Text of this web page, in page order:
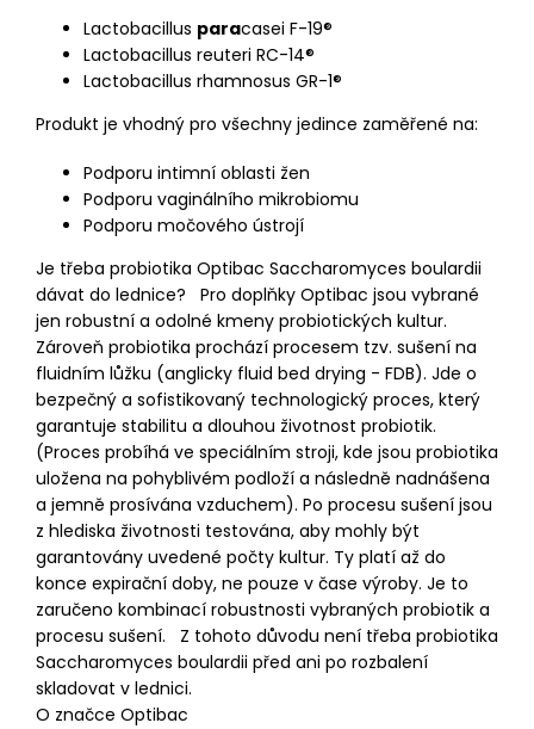
Lactobacillus paracasei F-19®
Lactobacillus reuteri RC-14®
Lactobacillus rhamnosus GR-1®
Produkt je vhodný pro všechny jedince zaměřené na:
Podporu intimní oblasti žen
Podporu vaginálního mikrobiomu
Podporu močového ústrojí
Je třeba probiotika Optibac Saccharomyces boulardii
dávat do lednice? Pro doplňky Optibac jsou vybrané
jen robustní a odolné kmeny probiotických kultur.
Zároveň probiotika prochází procesem tzv. sušení na
fluidním lůžku (anglicky fluid bed drying - FDB). Jde o
bezpečný a sofistikovaný technologický proces, který
garantuje stabilitu a dlouhou životnost probiotik.
(Proces probíhá ve speciálním stroji, kde jsou probiotika
uložena na pohyblivém podloží a následně nadnášena
a jemně prosívána vzduchem). Po procesu sušení jsou
z hlediska životnosti testována, aby mohly být
garantovány uvedené počty kultur. Ty platí až do
konce expirační doby, ne pouze v čase výroby. Je to
zaručeno kombinací robustnosti vybraných probiotik a
procesu sušení. Z tohoto důvodu není třeba probiotika
Saccharomyces boulardii před ani po rozbalení
skladovat v lednici.
O značce Optibac